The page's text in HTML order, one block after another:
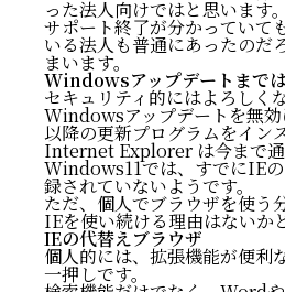
った法人向けではと思います。
サポート終了が分かっていて
いる法人も普通にあったのだ
まいます。
Windowsアップデートまで
セキュリティ的にはよろしく
Windowsアップデートを無効
以降の更新プログラムをイン
Internet Explorer は今まで通
Windows11では、すでにIE
録されていないようです。
ただ、個人でブラウザを使う
IEを使い続ける理由はないか
IEの代替えブラウザ
個人的には、拡張機能が便
一押しです。